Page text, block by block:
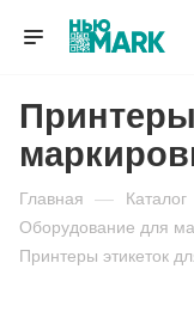
Главная — Каталог
Оборудование для
Принтеры этикеток